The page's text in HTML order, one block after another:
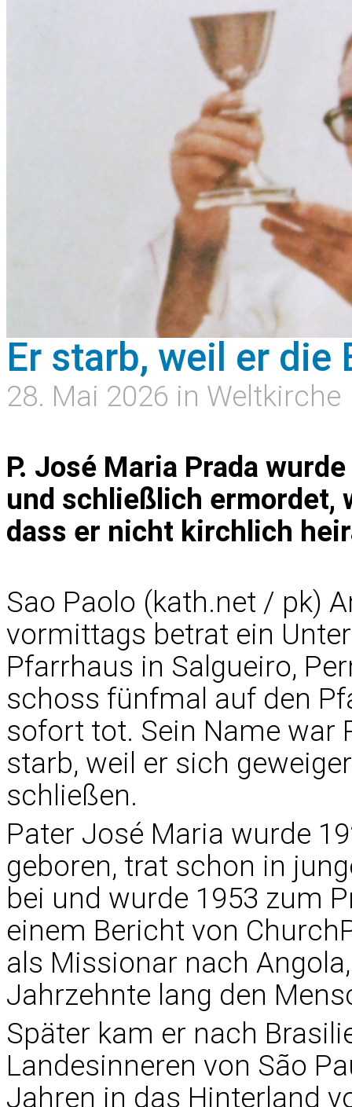
Er starb, weil er die
28. Mai 2026 in Weltkirche
P. José Maria Prada
und schließlich ermordet,
dass er nicht kirchlich
Sao Paolo (kath.net / pk)
vormittags betrat ein
Pfarrhaus in Salgueiro,
schoss fünfmal auf den
sofort tot. Sein Name war
starb, weil er sich
schließen.
Pater José Maria wurde
geboren, trat schon in
bei und wurde 1953 zum
einem Bericht von
als Missionar nach
Jahrzehnte lang den
Später kam er nach
Landesinneren von São
Jahren in das Hinterland